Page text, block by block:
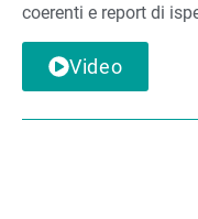
coerenti e report di
Video